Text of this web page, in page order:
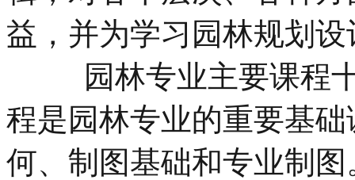
益，并为学习园林规划
园林专业主要课程十
程是园林专业的重要基
何、制图基础和专业制